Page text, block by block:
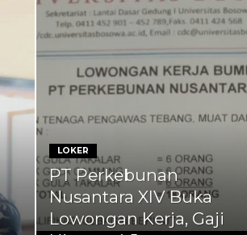
LOKER
PT Perkebunan
Nusantara XIV Buka
Lowongan Kerja, Gaji